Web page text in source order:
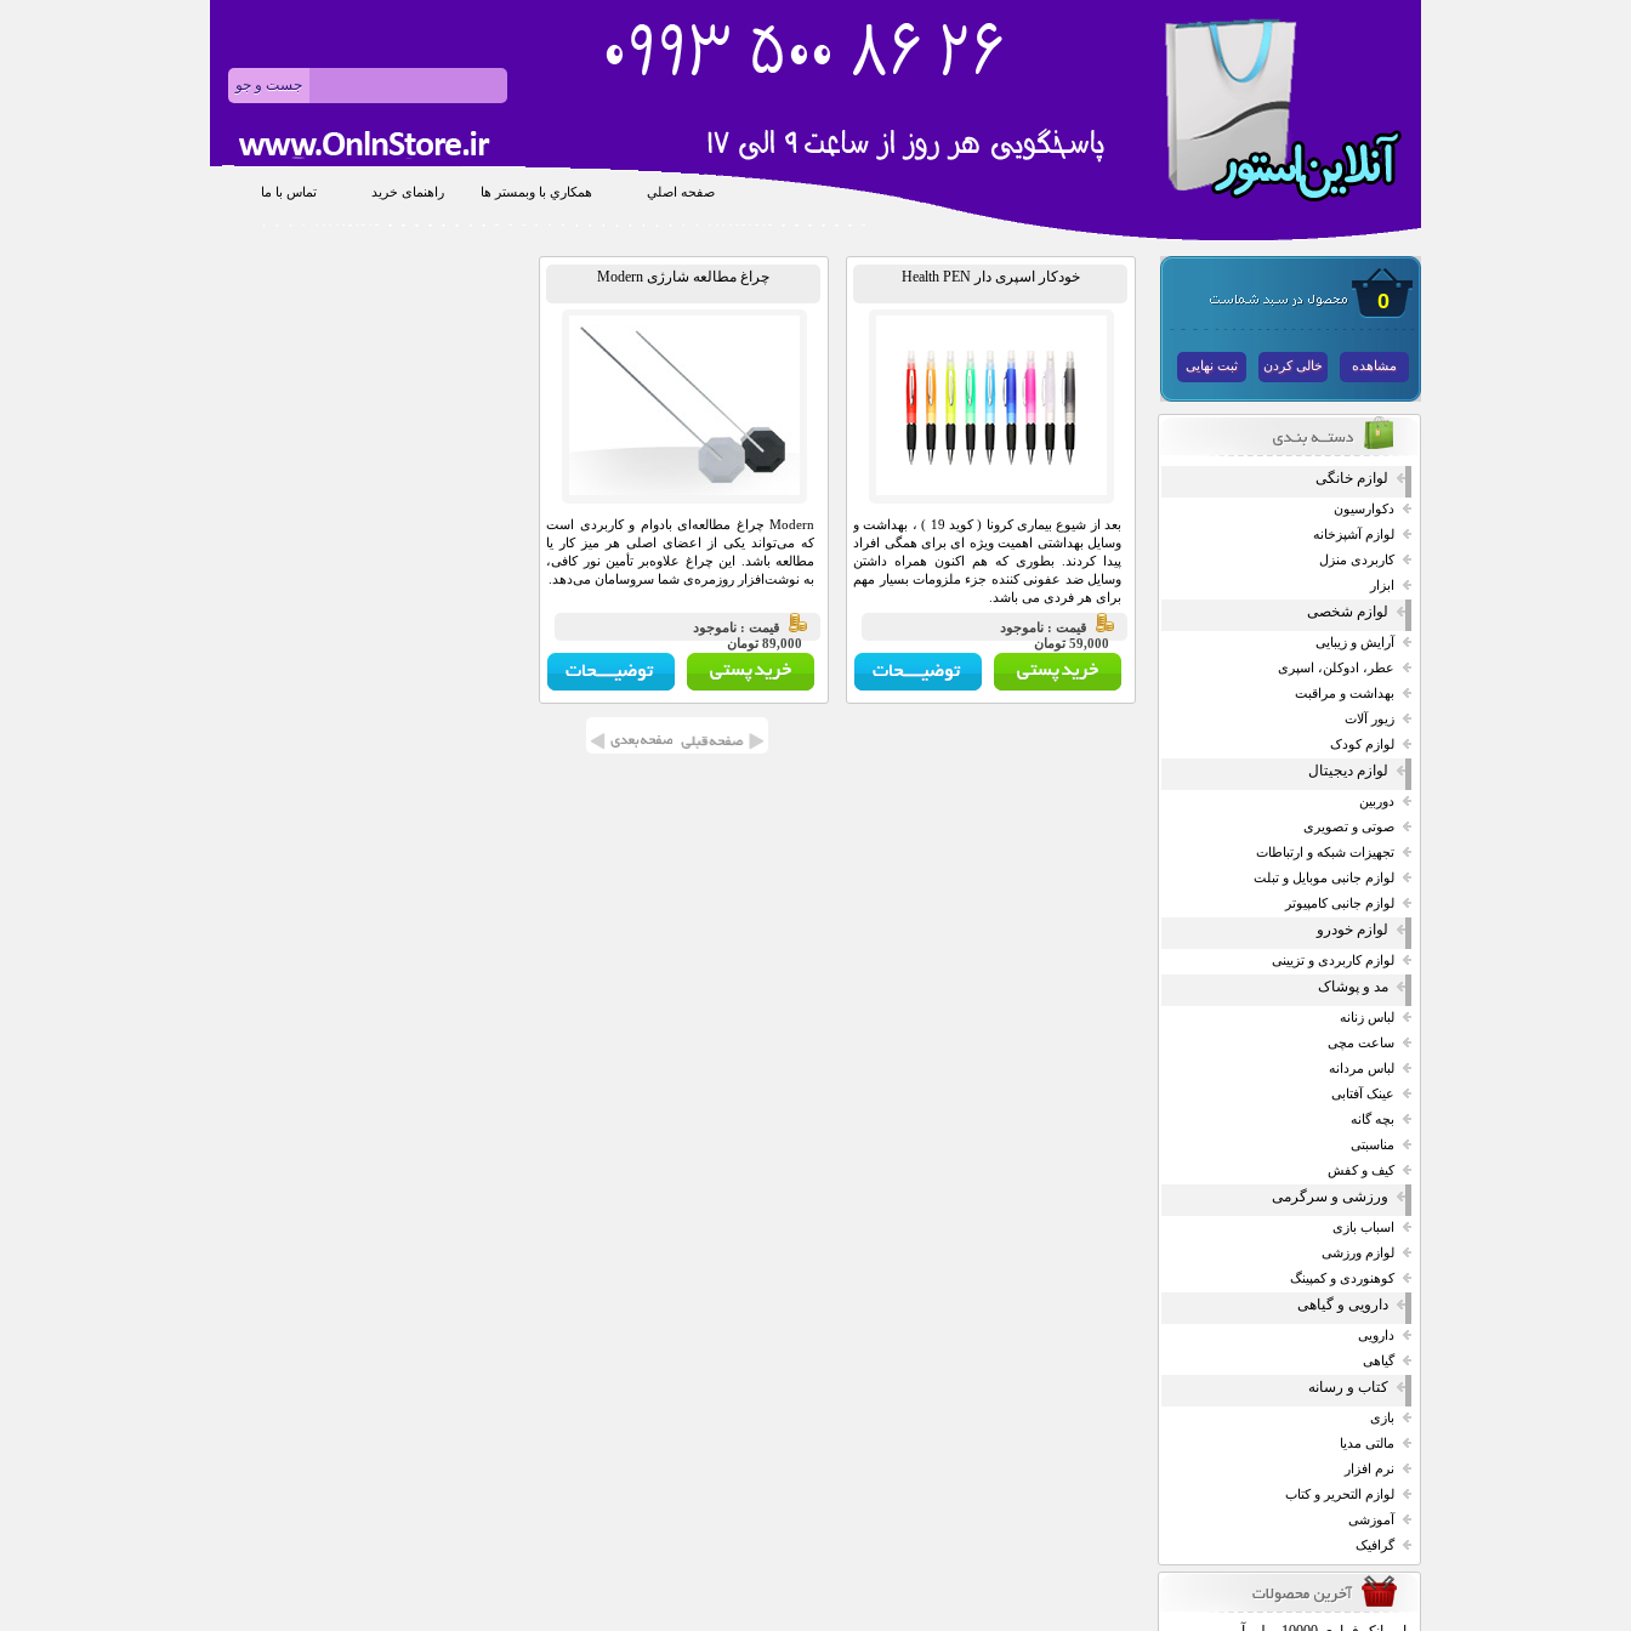
صفحه اصلي همکاري با وبمستر ها راهنمای خرید تماس با ما
0
مشاهده خالی کردن ثبت نهایی
لوازم خانگی
دکوارسیون
لوازم آشپزخانه
کاربردی منزل
ابزار
لوازم شخصی
آرایش و زیبایی
عطر، ادوکلن، اسپری
بهداشت و مراقبت
زیور آلات
لوازم کودک
لوازم دیجیتال
دوربین
صوتی و تصویری
تجهیزات شبکه و ارتباطات
لوازم جانبی موبایل و تبلت
لوازم جانبی کامپیوتر
لوازم خودرو
لوازم کاربردی و تزیینی
مد و پوشاک
لباس زنانه
ساعت مچی
لباس مردانه
عینک آفتابی
بچه گانه
مناسبتی
کیف و کفش
ورزشی و سرگرمی
اسباب بازی
لوازم ورزشی
کوهنوردی و کمپینگ
دارویی و گیاهی
دارویی
گیاهی
کتاب و رسانه
بازی
مالتی مدیا
نرم افزار
لوازم التحریر و کتاب
آموزشی
گرافیک
خودکار اسپری دار Health PEN
بعد از شیوع بیماری کرونا ( کوید 19 ) ، بهداشت و
وسایل بهداشتی اهمیت ویژه ای برای همگی افراد
پیدا کردند. بطوری که هم اکنون همراه داشتن
وسایل ضد عفونی کننده جزء ملزومات بسیار مهم
برای هر فردی می باشد.
قيمت : ناموجود
59,000 تومان
چراغ مطالعه شارژی Modern
Modern چراغ مطالعه‌ای بادوام و کاربردی است
که می‌تواند یکی از اعضای اصلی هر میز کار یا
مطالعه‌ باشد. این چراغ علاوه‌بر تأمین نور کافی،
به نوشت‌افزار روزمره‌ی شما سروسامان می‌دهد.
قيمت : ناموجود
89,000 تومان